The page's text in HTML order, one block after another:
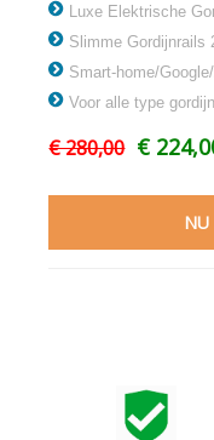
Luxe Elektrische
Slimme Gordijnrails
Smart-home/
Voor alle type
€ 280,00 €